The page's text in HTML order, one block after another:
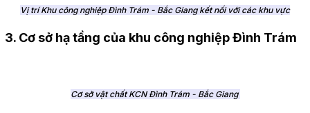
Vị trí Khu công nghiệp Đình Trám - Bắc Giang kết nối với các khu vực
3. Cơ sở hạ tầng của khu công nghiệp Đình Trám
Cơ sở vật chất KCN Đình Trám - Bắc Giang